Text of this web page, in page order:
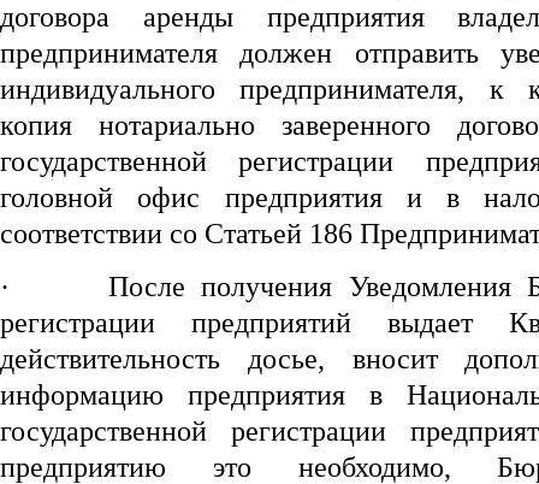
договора аренды предприятия
предпринимателя должен отправить
индивидуального предпринимателя, к
копия нотариально заверенного
государственной регистрации
головной офис предприятия и в
соответствии со Статьей 186
· После получения Уведомления
регистрации предприятий выдает
действительность досье, вносит
информацию предприятия в
государственной регистрации
предприятию это необходимо,